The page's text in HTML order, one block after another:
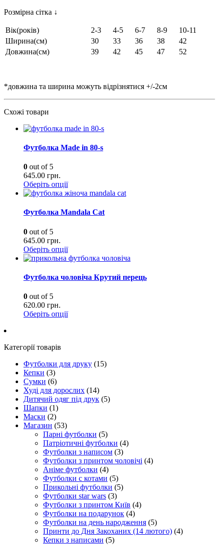
Розмірна сітка ↓
Вік(років) 2-3 4-5 6-7 8-9
10-11
Ширина(см)
30 33 36 38
42
Довжина(см)
39 42 45 47 52
*довжина та ширина можуть відрізнятися +/-2см
Схожі товари
Футболка Made in 80-s
0 out of 5
645.00 грн.
Оберіть опції
Футболка Mandala Cat
0 out of 5
645.00 грн.
Оберіть опції
Футболка чоловіча Крутий перець
0 out of 5
620.00 грн.
Оберіть опції
Категорії товарів
Футболки для друку (15)
Кепки (3)
Сумки (6)
Худі для дорослих (14)
Дитячий одяг під друк (5)
Шапки (1)
Маски (2)
Магазин (53)
Парні футболки (5)
Патріотичні футболки (4)
Футболки з написом (3)
Футболки з принтом чоловічі (4)
Аніме футболки (4)
Футболки с котами (5)
Прикольні футболки (5)
Футболки star wars (3)
Футболки з принтом Київ (4)
Футболки на подарунок (4)
Футболки на день народження (5)
Принти до Дня Закоханих (14 лютого) (4)
Кепки з написами (5)